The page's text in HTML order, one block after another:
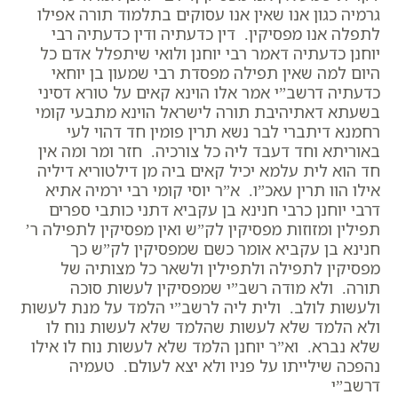
גרמיה כגון אנו שאין אנו עסוקים בתלמוד תורה אפילו
לתפלה אנו מפסיקין. דין כדעתיה ודין כדעתיה רבי
יוחנן כדעתיה דאמר רבי יוחנן ולואי שיתפלל אדם כל
היום למה שאין תפילה מפסדת רבי שמעון בן יוחאי
כדעתיה דרשב”י אמר אלו הוינא קאים על טורא דסיני
בשעתא דאתיהיבת תורה לישראל הוינא מתבעי קומי
רחמנא דיתברי לבר נשא תרין פומין חד דהוי לעי
באוריתא וחד דעבד ליה כל צורכיה. חזר ומר ומה אין
חד הוא לית עלמא יכיל קאים ביה מן דילטוריא דיליה
אילו הוו תרין עאכ”ו. א”ר יוסי קומי רבי ירמיה אתיא
דרבי יוחנן כרבי חנינא בן עקביא דתני כותבי ספרים
תפילין ומזוזות מפסיקין לק”ש ואין מפסיקין לתפילה ר’
חנינא בן עקביא אומר כשם שמפסיקין לק”ש כך
מפסיקין לתפילה ולתפילין ולשאר כל מצותיה של
תורה. ולא מודה רשב”י שמפסיקין לעשות סוכה
ולעשות לולב. ולית ליה לרשב”י הלמד על מנת לעשות
ולא הלמד שלא לעשות שהלמד שלא לעשות נוח לו
שלא נברא. וא”ר יוחנן הלמד שלא לעשות נוח לו אילו
נהפכה שילייתו על פניו ולא יצא לעולם. טעמיה
דרשב”י